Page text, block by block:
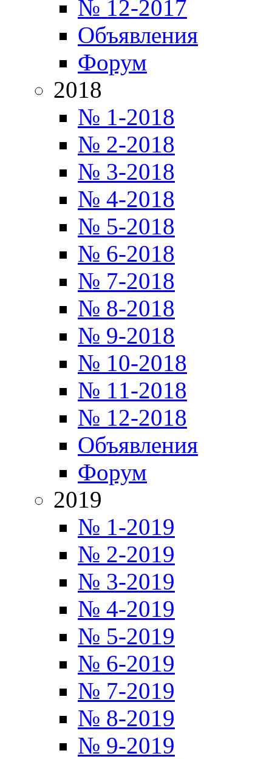
№ 12-2017
Объявления
Форум
2018
№ 1-2018
№ 2-2018
№ 3-2018
№ 4-2018
№ 5-2018
№ 6-2018
№ 7-2018
№ 8-2018
№ 9-2018
№ 10-2018
№ 11-2018
№ 12-2018
Объявления
Форум
2019
№ 1-2019
№ 2-2019
№ 3-2019
№ 4-2019
№ 5-2019
№ 6-2019
№ 7-2019
№ 8-2019
№ 9-2019